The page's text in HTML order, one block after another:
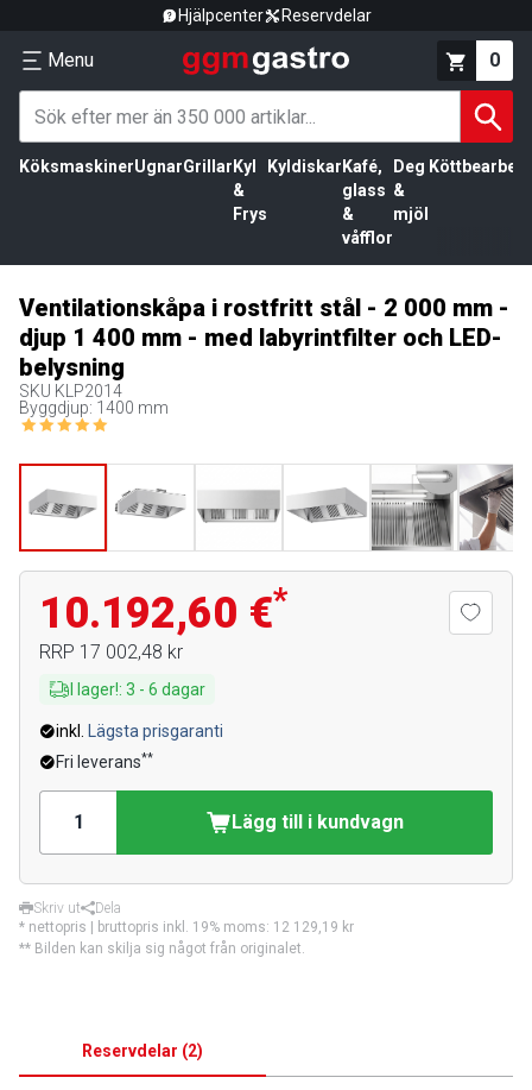
Hjälpcenter Reservdelar
Menu 0
KöksmaskinerUgnarGrillar Kyl
&
Frys
Kyldiskar Kafé,
glass
&
våfflor
Deg
&
mjöl
Ventilationskåpa i rostfritt stål - 2 000 mm -
djup 1 400 mm - med labyrintfilter och LED-
belysning
SKU KLP2014
Byggdjup: 1400 mm
10.192,60 €*
RRP 17 002,48 kr
I lager!: 3 - 6 dagar
inkl.
Lägsta prisgaranti
Fri leverans**
Lägg till i kundvagn
Skriv ut
Dela
* nettopris | bruttopris inkl. 19% moms: 12 129,19 kr
** Bilden kan skilja sig något från originalet.
Reservdelar (2)